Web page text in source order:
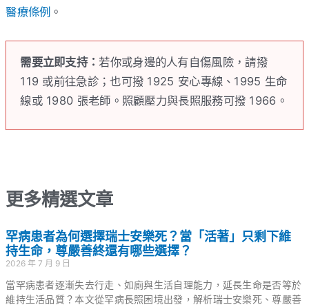
醫療條例 。
需要立即支持：若你或身邊的人有自傷風險，請撥
119 或前往急診；也可撥 1925 安心專線、1995 生命
線或 1980 張老師。照顧壓力與長照服務可撥 1966。
更多精選文章
罕病患者為何選擇瑞士安樂死？當「活著」只剩下維
持生命，尊嚴善終還有哪些選擇？
2026 年 7 月 9 日
當罕病患者逐漸失去行走、如廁與生活自理能力，延長生命是否等於
維持生活品質？本文從罕病長照困境出發，解析瑞士安樂死、尊嚴善